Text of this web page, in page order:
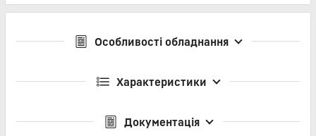
Особливості обладнання
Характеристики
Документація